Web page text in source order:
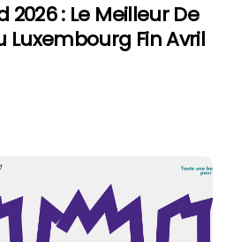
2026 : Le Meilleur De
Luxembourg Fin Avril